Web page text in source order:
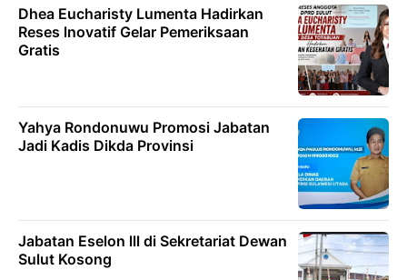
Dhea Eucharisty Lumenta Hadirkan
Reses lnovatif Gelar Pemeriksaan
Gratis
Yahya Rondonuwu Promosi Jabatan
Jadi Kadis Dikda Provinsi
Jabatan Eselon lll di Sekretariat Dewan
Sulut Kosong